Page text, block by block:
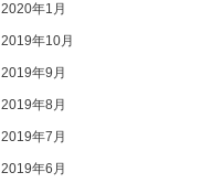
2020年1月
2019年10月
2019年9月
2019年8月
2019年7月
2019年6月